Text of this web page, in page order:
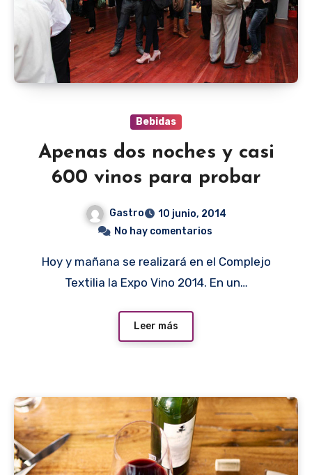
Bebidas
Apenas dos noches y casi
600 vinos para probar
Gastro
10 junio, 2014
No hay comentarios
Hoy y mañana se realizará en el Complejo
Textilia la Expo Vino 2014. En un…
Leer más